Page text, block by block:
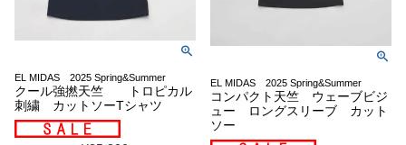
EL MIDAS 2025 Spring&Summer
クール強撚天竺 トロピカル
刺繍 カットソーTシャツ
EL MIDAS 2025 Spring&Summer
コンパクト天竺 ウェーブビジ
ュー ロングスリーブ カット
ソー